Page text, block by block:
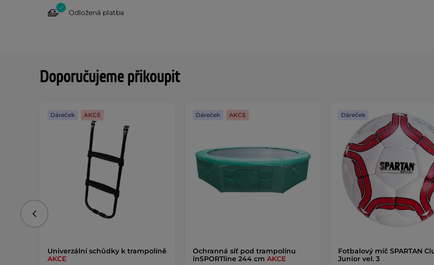
Odložená platba
Doporučujeme přikoupit
Univerzální schůdky k trampolíně
AKCE
Dáreček AKCE
Ochranná síť pod trampolínu
inSPORTline 244 cm AKCE
Dáreček AKCE
Fotbalový míč SPARTAN
Junior vel. 3
Dáreček
Předchozí